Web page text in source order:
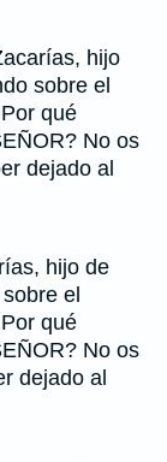
hijo
sobre el
qué
No os
dejado al
hijo de
el
qué
No os
dejado al